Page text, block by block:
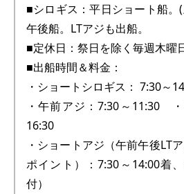
■シロギス：平日ショート船。
午後船。LTアジも出船。
■定休日：祭日を除く毎週木曜
■出船時間＆料金：
・ショートシロギス： 7:30～
・午前アジ：7:30～11:30
16:30
・ショートアジ（午前午後LT
ポイント）：7:30～14:00着
付）